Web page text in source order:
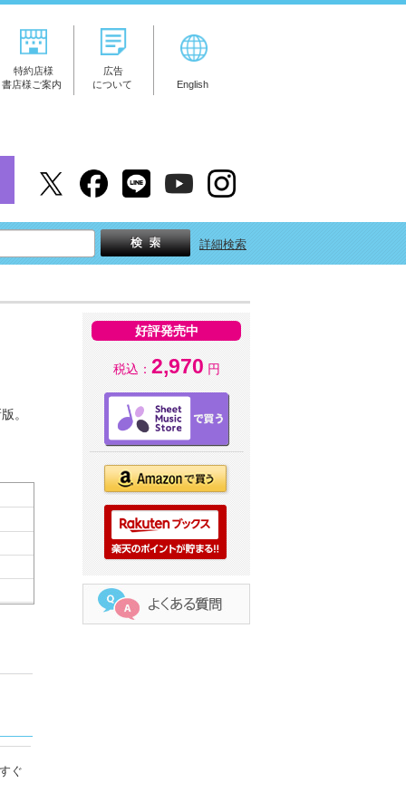
特約店様
書店様ご案内
広告
について
English
詳細検索
。
ぐ
好評発売中
税込： 2,970 円